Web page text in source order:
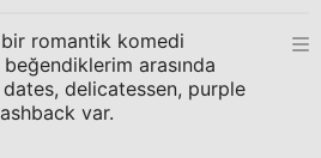
romantik komedi
arasında
delicatessen, purple
var.